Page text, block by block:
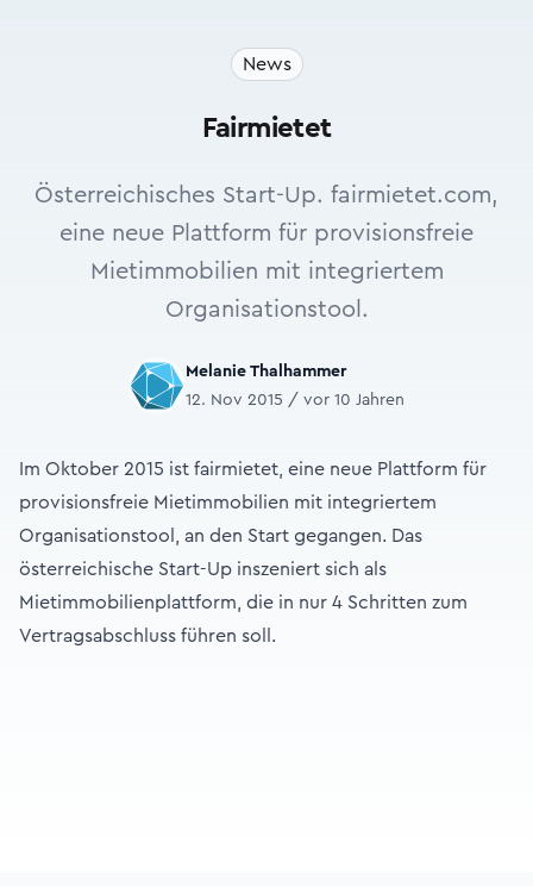
News
Fairmietet
Österreichisches Start-Up. fairmietet.com,
eine neue Plattform für provisionsfreie
Mietimmobilien mit integriertem
Organisationstool.
Melanie Thalhammer
12. Nov 2015 / vor 10 Jahren
Im Oktober 2015 ist fairmietet, eine neue Plattform für
provisionsfreie Mietimmobilien mit integriertem
Organisationstool, an den Start gegangen. Das
österreichische Start-Up inszeniert sich als
Mietimmobilienplattform, die in nur 4 Schritten zum
Vertragsabschluss führen soll.